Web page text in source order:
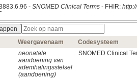
- SNOMED Clinical Terms - FHIR:
Weergavenaam
Codesysteem
neonatale
aandoening van
ademhalingsstelsel
(aandoening)
SNOMED Clinical